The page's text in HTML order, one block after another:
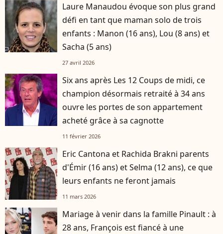
Laure Manaudou évoque son plus grand
défi en tant que maman solo de trois
enfants : Manon (16 ans), Lou (8 ans) et
Sacha (5 ans)
27 avril 2026
Six ans après Les 12 Coups de midi, ce
champion désormais retraité à 34 ans
ouvre les portes de son appartement
acheté grâce à sa cagnotte
11 février 2026
Eric Cantona et Rachida Brakni parents
d'Émir (16 ans) et Selma (12 ans), ce que
leurs enfants ne feront jamais
11 mars 2026
Mariage à venir dans la famille Pinault : à
28 ans, François est fiancé à une